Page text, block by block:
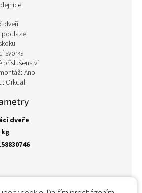
dveří
podlaze
svorka
příslušenství
Ano
Orkdal
dveře
kg